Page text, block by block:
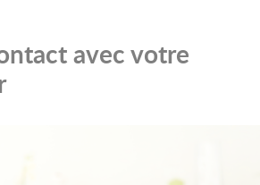
avec votre